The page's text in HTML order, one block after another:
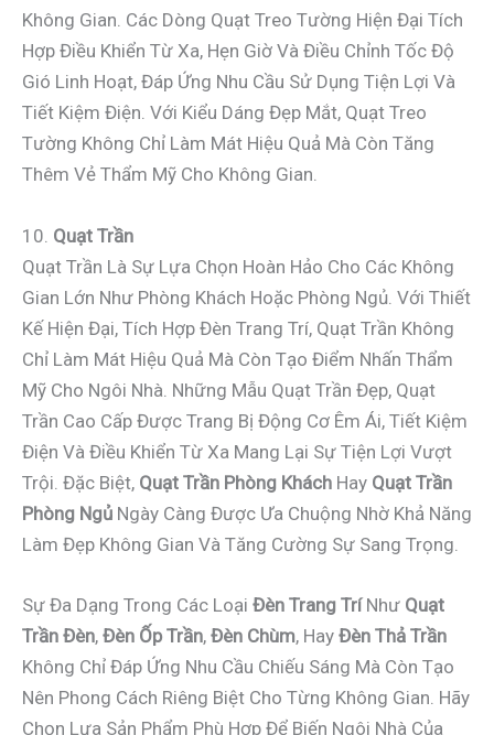
Không Gian. Các Dòng Quạt Treo Tường Hiện Đại Tích
Hợp Điều Khiển Từ Xa, Hẹn Giờ Và Điều Chỉnh Tốc Độ
Gió Linh Hoạt, Đáp Ứng Nhu Cầu Sử Dụng Tiện Lợi Và
Tiết Kiệm Điện. Với Kiểu Dáng Đẹp Mắt, Quạt Treo
Tường Không Chỉ Làm Mát Hiệu Quả Mà Còn Tăng
Thêm Vẻ Thẩm Mỹ Cho Không Gian.
10. Quạt Trần
Quạt Trần Là Sự Lựa Chọn Hoàn Hảo Cho Các Không
Gian Lớn Như Phòng Khách Hoặc Phòng Ngủ. Với Thiết
Kế Hiện Đại, Tích Hợp Đèn Trang Trí, Quạt Trần Không
Chỉ Làm Mát Hiệu Quả Mà Còn Tạo Điểm Nhấn Thẩm
Mỹ Cho Ngôi Nhà. Những Mẫu Quạt Trần Đẹp, Quạt
Trần Cao Cấp Được Trang Bị Động Cơ Êm Ái, Tiết Kiệm
Điện Và Điều Khiển Từ Xa Mang Lại Sự Tiện Lợi Vượt
Trội. Đặc Biệt, Quạt Trần Phòng Khách Hay Quạt Trần
Phòng Ngủ Ngày Càng Được Ưa Chuộng Nhờ Khả Năng
Làm Đẹp Không Gian Và Tăng Cường Sự Sang Trọng.
Sự Đa Dạng Trong Các Loại Đèn Trang TríNhư Quạt
Trần Đèn, Đèn Ốp Trần, Đèn Chùm, Hay Đèn Thả Trần
Không Chỉ Đáp Ứng Nhu Cầu Chiếu Sáng Mà Còn Tạo
Nên Phong Cách Riêng Biệt Cho Từng Không Gian. Hãy
Chọn Lựa Sản Phẩm Phù Hợp Để Biến Ngôi Nhà Của